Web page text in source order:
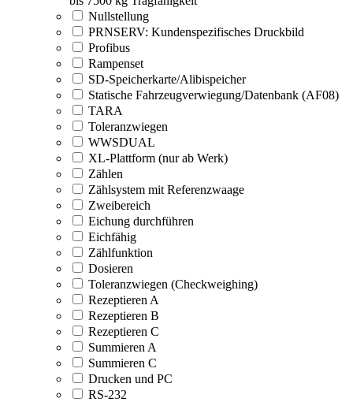
Nullstellung
PRNSERV: Kundenspezifisches Druckbild
Profibus
Rampenset
SD-Speicherkarte/Alibispeicher
Statische Fahrzeugverwiegung/Datenbank (AF08)
TARA
Toleranzwiegen
WWSDUAL
XL-Plattform (nur ab Werk)
Zählen
Zählsystem mit Referenzwaage
Zweibereich
Eichung durchführen
Eichfähig
Zählfunktion
Dosieren
Toleranzwiegen (Checkweighing)
Rezeptieren A
Rezeptieren B
Rezeptieren C
Summieren A
Summieren C
Drucken und PC
RS-232